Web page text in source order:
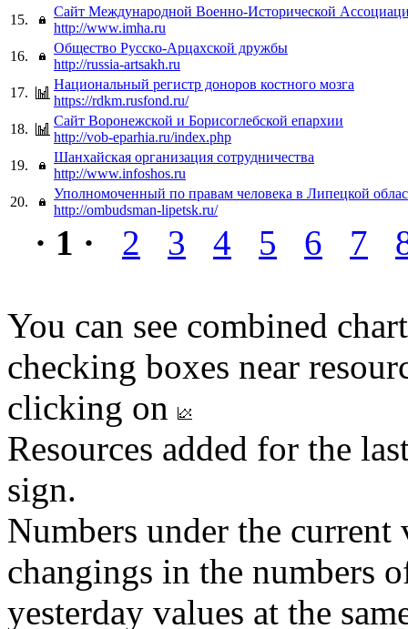
15.
Сайт Международной Военно-Исторической
http://www.imha.ru
16.
Общество Русско-Арцахской дружбы
http://russia-artsakh.ru
17.
Национальный регистр доноров костного мозга
https://rdkm.rusfond.ru/
18.
Сайт Воронежской и Борисоглебской епархии
http://vob-eparhia.ru/index.php
19.
Шанхайская организация сотрудничества
http://www.infoshos.ru
20.
Уполномоченный по правам человека в Липецкой
http://ombudsman-lipetsk.ru/
· 1 · 2 3 4 5 6 7
You can see combined
checking boxes near
clicking on
Resources added for the
sign.
Numbers under the
changings in the numbers
yesterday values at the